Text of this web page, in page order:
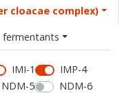
cloacae complex)
fermentants
IMI-1
IMP-4
NDM-5
NDM-6